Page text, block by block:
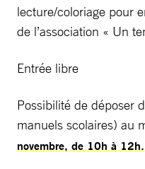
lecture/coloriage pour
de l’association « Un
Entrée libre
Possibilité de déposer
manuels scolaires) au
novembre, de 10h à 12h.